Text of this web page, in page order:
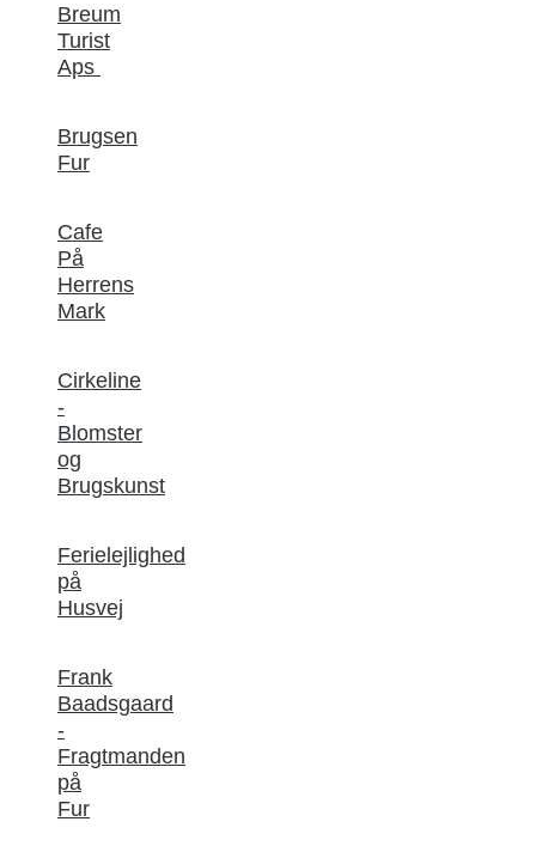
Breum
Turist
Aps
Brugsen
Fur
Cafe
På
Herrens
Mark
Cirkeline
-
Blomster
og
Brugskunst
Ferielejlighed
på
Husvej
Frank
Baadsgaard
-
Fragtmanden
på
Fur